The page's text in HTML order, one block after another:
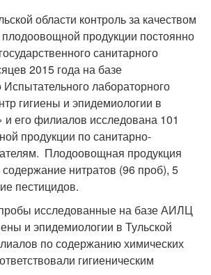
контроль за качеством
продукции постоянно
санитарного
2015 года на базе
лабораторного
гигиены и эпидемиологии в
и его филиалов исследована 101
продукции по санитарно-
Плодоовощная продукция
нитратов (96 проб), 5
пестицидов.
на базе АИЛЦ
и эпидемиологии в Тульской
по содержанию химических
гигиеническим